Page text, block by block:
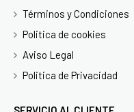
Términos y Condiciones
Politica de cookies
Aviso Legal
Politica de Privacidad